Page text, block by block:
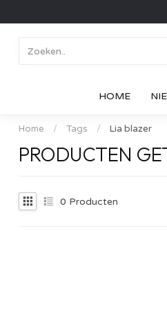
HOME
Home / Tags / Lia blazer
PRODUCTEN
0 Producten